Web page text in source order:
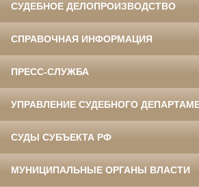
СУДЕБНОЕ ДЕЛОПРОИЗВОДСТВО
СПРАВОЧНАЯ ИНФОРМАЦИЯ
ПРЕСС-СЛУЖБА
УПРАВЛЕНИЕ СУДЕБНОГО
СУДЫ СУБЪЕКТА РФ
МУНИЦИПАЛЬНЫЕ ОРГАНЫ ВЛАСТИ